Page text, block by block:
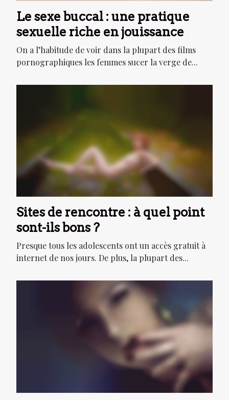
Le sexe buccal : une pratique
sexuelle riche en jouissance
On a l’habitude de voir dans la plupart des films
pornographiques les femmes sucer la verge de...
Sites de rencontre : à quel point
sont-ils bons ?
Presque tous les adolescents ont un accès gratuit à
internet de nos jours. De plus, la plupart des...